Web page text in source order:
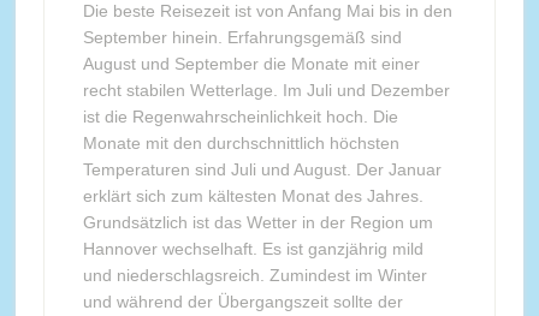
Die beste Reisezeit ist von Anfang Mai bis in den
September hinein. Erfahrungsgemäß sind
August und September die Monate mit einer
recht stabilen Wetterlage. Im Juli und Dezember
ist die Regenwahrscheinlichkeit hoch. Die
Monate mit den durchschnittlich höchsten
Temperaturen sind Juli und August. Der Januar
erklärt sich zum kältesten Monat des Jahres.
Grundsätzlich ist das Wetter in der Region um
Hannover wechselhaft. Es ist ganzjährig mild
und niederschlagsreich. Zumindest im Winter
und während der Übergangszeit sollte der